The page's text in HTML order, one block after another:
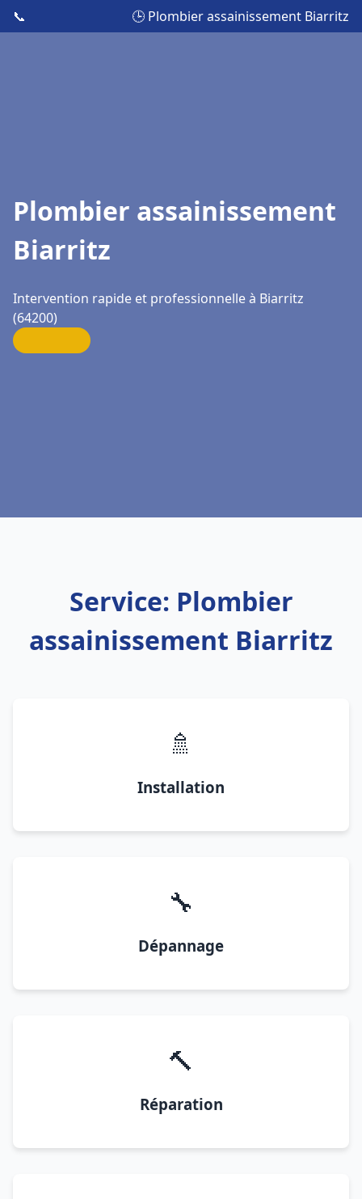
📞 🕒 Plombier assainissement Biarritz
Plombier assainissement
Biarritz
Intervention rapide et professionnelle à Biarritz
(64200)
Service: Plombier
assainissement Biarritz
🚿
Installation
🔧
Dépannage
🔨
Réparation